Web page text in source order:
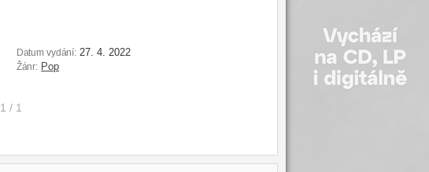
Datum vydání: 27. 4. 2022
Žánr: Pop
1 / 1